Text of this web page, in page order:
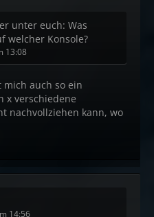
unter euch: Was
welcher Konsole?
13:08
auch so ein
x verschiedene
nachvollziehen kann, wo
14:56